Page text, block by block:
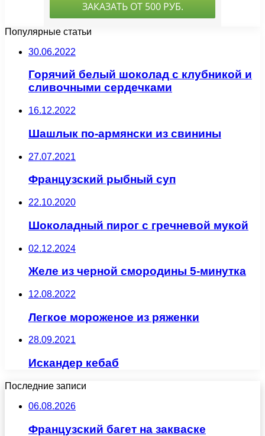
Популярные статьи
30.06.2022
Горячий белый шоколад с клубникой и
сливочными сердечками
16.12.2022
Шашлык по-армянски из свинины
27.07.2021
Французский рыбный суп
22.10.2020
Шоколадный пирог с гречневой мукой
02.12.2024
Желе из черной смородины 5-минутка
12.08.2022
Легкое мороженое из ряженки
28.09.2021
Искандер кебаб
Последние записи
06.08.2026
Французский багет на закваске